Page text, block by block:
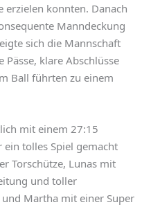
erzielen konnten. Danach
Manndeckung
sich die Mannschaft
klare Abschlüsse
Ball führten zu einem
mit einem 27:15
tolles Spiel gemacht
Torschütze, Lunas mit
und toller
Martha mit einer Super